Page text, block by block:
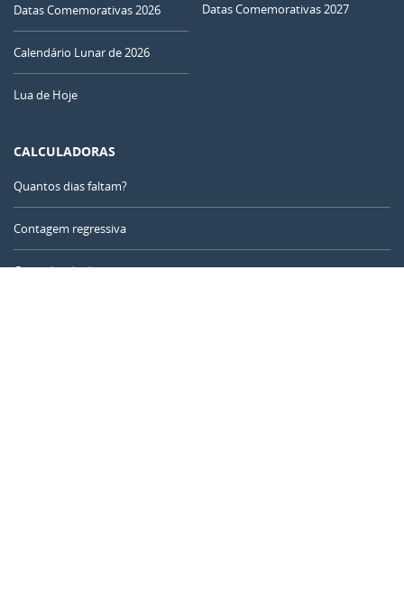
Datas Comemorativas 2026
Calendário Lunar de 2026
Lua de Hoje
Datas Comemorativas 2027
CALCULADORAS
Quantos dias faltam?
Contagem regressiva
Contador de dias